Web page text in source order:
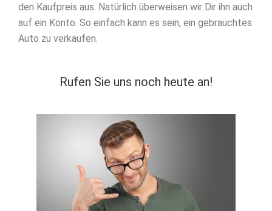
den Kaufpreis aus. Natürlich überweisen wir Dir ihn auch
auf ein Konto. So einfach kann es sein, ein gebrauchtes
Auto zu verkaufen.
Rufen Sie uns noch heute an!